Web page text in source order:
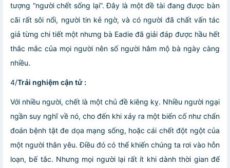
tượng “người chết sống lại”. Đây là một đề tài đang được bàn
cãi rất sôi nổi, người tin kẻ ngờ, và có người đã chất vấn tác
giả từng chi tiết một nhưng bà Eadie đã giải đáp được hầu hết
thắc mắc của mọi người nên số người hâm mộ bà ngày càng
nhiều.
4/Trải nghiệm cận tử :
Với nhiều người, chết là một chủ đề kiêng kỵ. Nhiều người ngại
ngần suy nghĩ về nó, cho đến khi xảy ra một biến cố như chẩn
đoán bệnh tật đe dọa mạng sống, hoặc cái chết đột ngột của
một người thân yêu. Điều đó có thể khiến chúng ta rơi vào hỗn
loạn, bế tắc. Nhưng mọi người lại rất ít khi dành thời gian để